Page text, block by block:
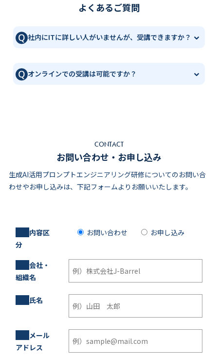
よくあるご質問
社内にITに詳しい人がいませんが、受講できますか？
オンラインでの受講は可能ですか？
CONTACT
お問い合わせ・お申し込み
生成AI活用プロンプトエンジニアリング研修についてのお問い合
わせやお申し込みは、下記フォームよりお願いいたします。
内容区
分
お問い合わせ お申し込み
会社・
組織名
氏名
メール
アドレス